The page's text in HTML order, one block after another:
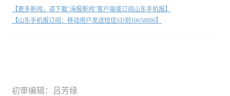
【更多新闻，请下载"海报新闻"客户端或订阅山东手机报】
【山东手机报订阅：移动用户发送短信SD到10658000】
初审编辑：吕芳缘